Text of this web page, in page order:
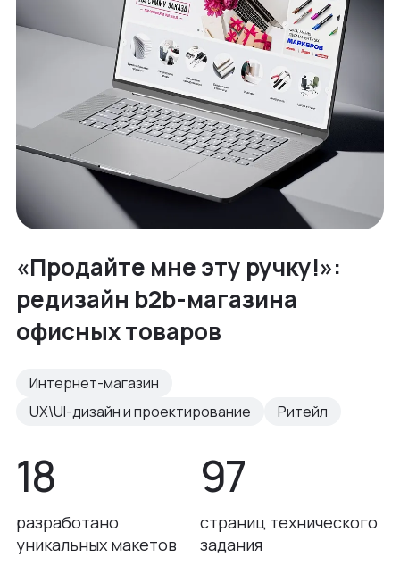
«Продайте мне эту ручку!»:
редизайн b2b-магазина
офисных товаров
Интернет-магазин
UX\UI-дизайн и проектирование
Ритейл
18
разработано
уникальных макетов
97
страниц технического
задания